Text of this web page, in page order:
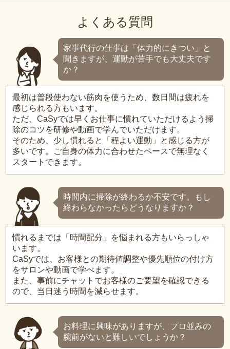
よくある質問
家事代行の仕事は「体力的にきつい」と
聞きますが、運動が苦手でも大丈夫です
か？
最初は普段使わない筋肉を使うため、数日間は疲れを
感じられる方もいます。
ただ、CaSyでは早くお仕事に慣れていただけるよう掃
除のコツを研修や動画で学んでいただけます。
そのため、少し慣れると「程よい運動」と感じる方が
多いです。ご自身の体力に合わせたペースで無理なく
スタートできます。
時間内に掃除が終わるか不安です。もし
終わらなかったらどうなりますか？
慣れるまでは「時間配分」を悩まれる方もいらっしゃ
います。
CaSyでは、お客様との期待値調整や優先順位の付け方
をサロンや動画で学べます。
また、事前にチャットでお客様のご要望を確認できる
ので、当日迷う時間を減らせます。
お料理に興味がありますが、プロ並みの
腕前がないと難しいでしょうか？